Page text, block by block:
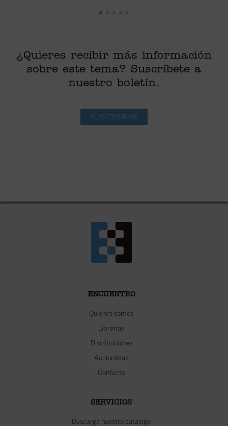
¿Quieres recibir más información
sobre este tema? Suscríbete a
nuestro boletín.
SUSCRIBIRME
ENCUENTRO
Quiénes somos
Librerías
Distribuidores
Accionistas
Contacto
SERVICIOS
Descarga nuestro catálogo